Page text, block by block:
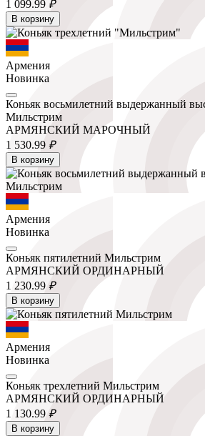
1 099.99 ₽
В корзину
Армения
Новинка
Коньяк восьмилетний выдержанный
Мильстрим
АРМЯНСКИЙ МАРОЧНЫЙ
1 530.99 ₽
В корзину
Армения
Новинка
Коньяк пятилетний Мильстрим
АРМЯНСКИЙ ОРДИНАРНЫЙ
1 230.99 ₽
В корзину
Армения
Новинка
Коньяк трехлетний Мильстрим
АРМЯНСКИЙ ОРДИНАРНЫЙ
1 130.99 ₽
В корзину